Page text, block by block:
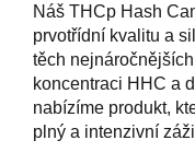
Náš THCp Hash
prvotřídní kvalitu a
těch
koncentraci HHC a
nabízíme produkt,
plný a intenzivní